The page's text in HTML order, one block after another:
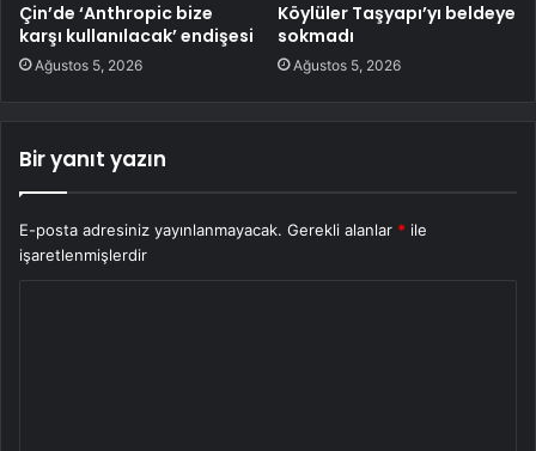
Çin’de ‘Anthropic bize
karşı kullanılacak’ endişesi
Ağustos 5, 2026
Köylüler Taşyapı’yı beldeye
sokmadı
Ağustos 5, 2026
Bir yanıt yazın
E-posta adresiniz yayınlanmayacak. Gerekli alanlar * ile
işaretlenmişlerdir